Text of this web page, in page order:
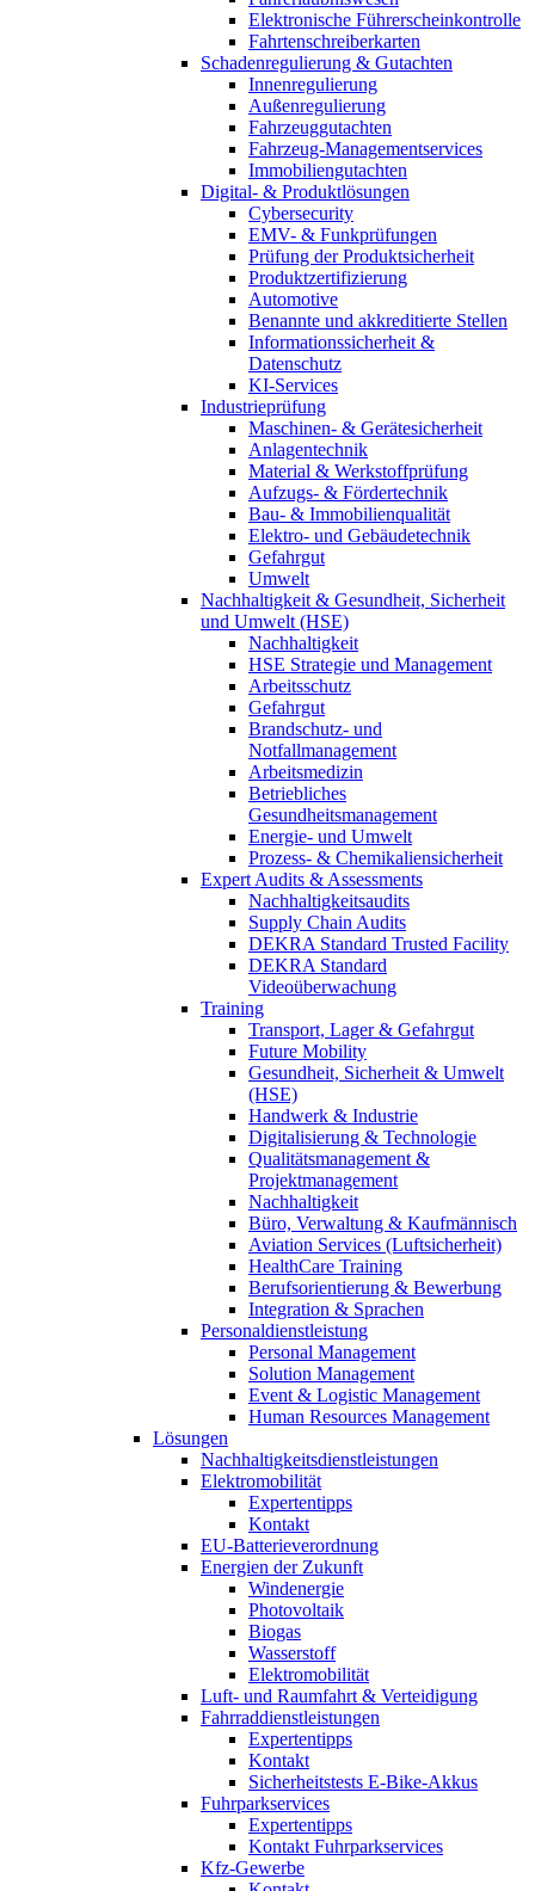
Elektronische Führerscheinkontrolle
Fahrtenschreiberkarten
Schadenregulierung & Gutachten
Innenregulierung
Außenregulierung
Fahrzeuggutachten
Fahrzeug-Managementservices
Immobiliengutachten
Digital- & Produktlösungen
Cybersecurity
EMV- & Funkprüfungen
Prüfung der Produktsicherheit
Produktzertifizierung
Automotive
Benannte und akkreditierte Stellen
Informationssicherheit &
Datenschutz
KI-Services
Industrieprüfung
Maschinen- & Gerätesicherheit
Anlagentechnik
Material & Werkstoffprüfung
Aufzugs- & Fördertechnik
Bau- & Immobilienqualität
Elektro- und Gebäudetechnik
Gefahrgut
Umwelt
Nachhaltigkeit & Gesundheit, Sicherheit
und Umwelt (HSE)
Nachhaltigkeit
HSE Strategie und Management
Arbeitsschutz
Gefahrgut
Brandschutz- und
Notfallmanagement
Arbeitsmedizin
Betriebliches
Gesundheitsmanagement
Energie- und Umwelt
Prozess- & Chemikaliensicherheit
Expert Audits & Assessments
Nachhaltigkeitsaudits
Supply Chain Audits
DEKRA Standard Trusted Facility
DEKRA Standard
Videoüberwachung
Training
Transport, Lager & Gefahrgut
Future Mobility
Gesundheit, Sicherheit & Umwelt
(HSE)
Handwerk & Industrie
Digitalisierung & Technologie
Qualitätsmanagement &
Projektmanagement
Nachhaltigkeit
Büro, Verwaltung & Kaufmännisch
Aviation Services (Luftsicherheit)
HealthCare Training
Berufsorientierung & Bewerbung
Integration & Sprachen
Personaldienstleistung
Personal Management
Solution Management
Event & Logistic Management
Human Resources Management
Lösungen
Nachhaltigkeitsdienstleistungen
Elektromobilität
Expertentipps
Kontakt
EU-Batterieverordnung
Energien der Zukunft
Windenergie
Photovoltaik
Biogas
Wasserstoff
Elektromobilität
Luft- und Raumfahrt & Verteidigung
Fahrraddienstleistungen
Expertentipps
Kontakt
Sicherheitstests E-Bike-Akkus
Fuhrparkservices
Expertentipps
Kontakt Fuhrparkservices
Kfz-Gewerbe